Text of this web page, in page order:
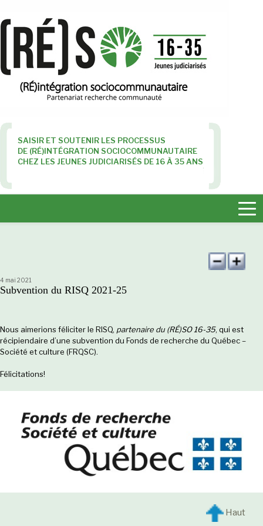
SAISIR ET SOUTENIR LES PROCESSUS
DE (RÉ)INTÉGRATION SOCIOCOMMUNAUTAIRE
CHEZ LES JEUNES JUDICIARISÉS DE 16 À 35 ANS
4 mai 2021
Subvention du RISQ 2021-25
Nous aimerions féliciter le RISQ, partenaire du (RÉ)SO 16-35, qui est
récipiendaire d’une subvention du Fonds de recherche du Québec –
Société et culture (FRQSC).
Félicitations!
Haut